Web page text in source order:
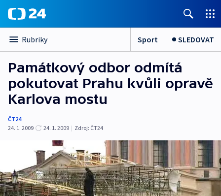
Rubriky Sport SLEDOVAT
Památkový odbor odmítá
pokutovat Prahu kvůli opravě
Karlova mostu
ČT24
24. 1. 2009
24. 1. 2009 | Zdroj: ČT24